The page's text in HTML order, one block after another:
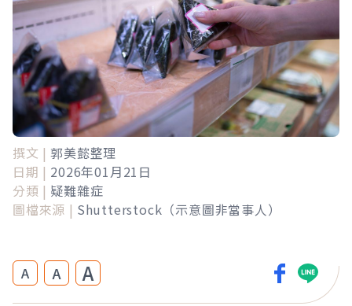
撰文 | 郭美懿整理
日期 | 2026年01月21日
分類 | 疑難雜症
圖檔來源 | Shutterstock（示意圖非當事人）
A A A